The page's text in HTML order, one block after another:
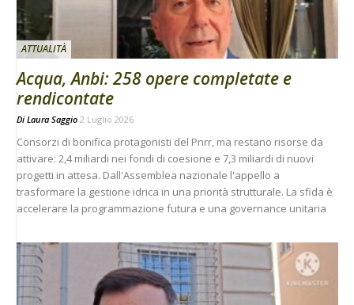
ATTUALITÀ
Acqua, Anbi: 258 opere completate e
rendicontate
Di Laura Saggio 2 Luglio 2026
Consorzi di bonifica protagonisti del Pnrr, ma restano risorse da
attivare: 2,4 miliardi nei fondi di coesione e 7,3 miliardi di nuovi
progetti in attesa. Dall'Assemblea nazionale l'appello a
trasformare la gestione idrica in una priorità strutturale. La sfida è
accelerare la programmazione futura e una governance unitaria